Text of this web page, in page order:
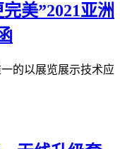
美”2021亚洲
的以展览展示技术应